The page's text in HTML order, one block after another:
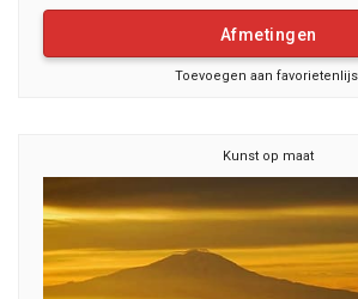
Afmetingen
Toevoegen aan
Kunst op maat